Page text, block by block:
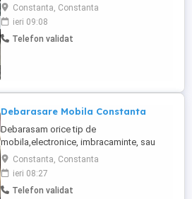
negociabila.
Constanta, Constanta
ieri 09:08
Telefon validat
Debarasare Mobila Constanta
Debarasam orice tip de
mobila,electronice, imbracaminte, sau
orice lucru ce se afla intr-o casa sau
spatiu comercial.Ce se poate folosi se
doneaza familiilor nevoiase,iar restul se
recicleaza. PRETURI MODICE (de
Constanta, Constanta
ieri 08:27
Telefon validat